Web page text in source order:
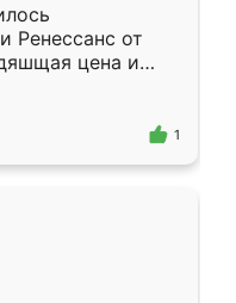
Ренессанс от
цена и
Приехавший
самый
1